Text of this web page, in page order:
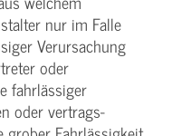
nur im Falle
Verursachung
oder
fahrlässiger
oder vertrags­